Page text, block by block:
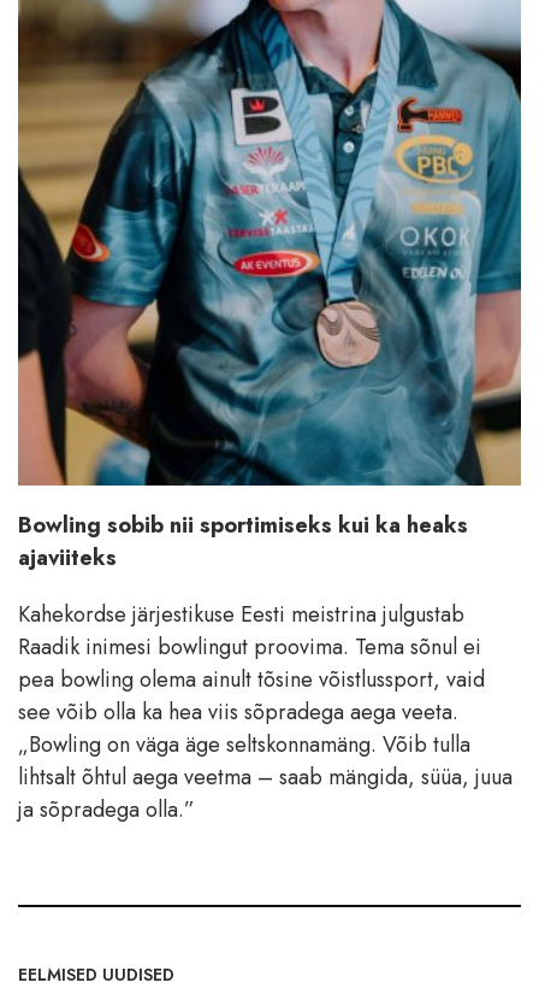
Bowling sobib nii sportimiseks kui ka heaks
ajaviiteks
Kahekordse järjestikuse Eesti meistrina julgustab
Raadik inimesi bowlingut proovima. Tema sõnul ei
pea bowling olema ainult tõsine võistlussport, vaid
see võib olla ka hea viis sõpradega aega veeta.
„Bowling on väga äge seltskonnamäng. Võib tulla
lihtsalt õhtul aega veetma – saab mängida, süüa, juua
ja sõpradega olla.”
EELMISED UUDISED